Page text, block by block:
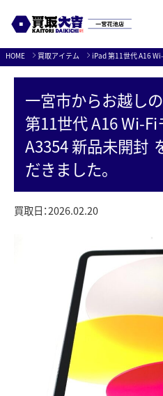
Skip
to
HOME 買取アイテム iPad 第11世代 A16
一宮市からお越し
第11世代 A16 Wi-Fi
A3354 新品未開封
だきました。
買取日：2026.02.20